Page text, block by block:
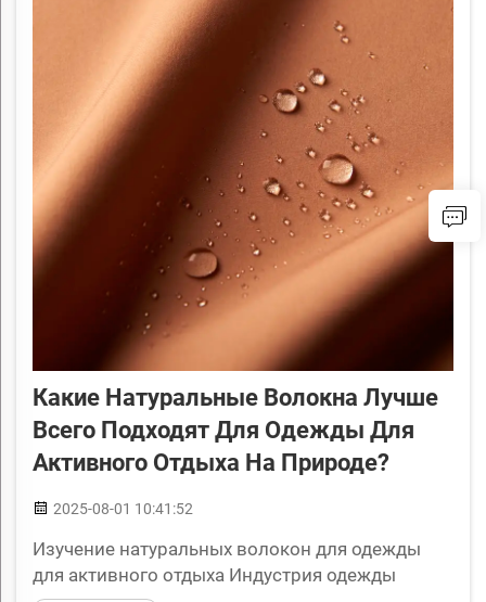
Какие Натуральные Волокна Лучше
Всего Подходят Для Одежды Для
Активного Отдыха На Природе?
2025-08-01 10:41:52
Изучение натуральных волокон для одежды
для активного отдыха Индустрия одежды